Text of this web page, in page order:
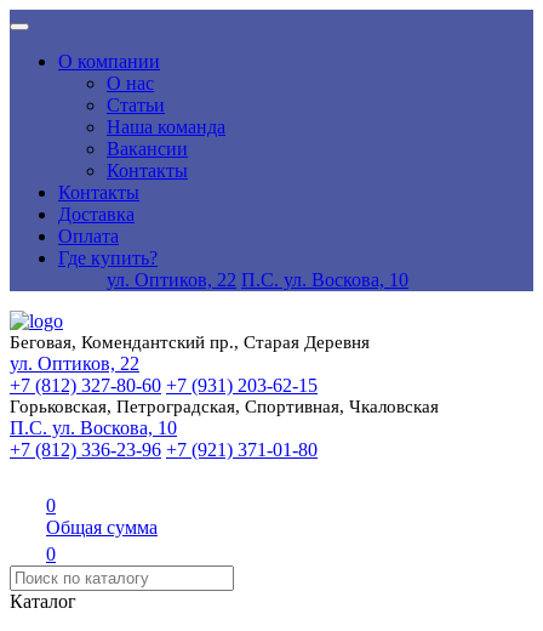
О компании
О нас
Статьи
Наша команда
Вакансии
Контакты
Контакты
Доставка
Оплата
Где купить?
ул. Оптиков, 22 П.С. ул. Воскова, 10
Беговая, Комендантский пр., Старая Деревня
ул. Оптиков, 22
+7 (812) 327-80-60 +7 (931) 203-62-15
Горьковская, Петроградская, Спортивная, Чкаловская
П.С. ул. Воскова, 10
+7 (812) 336-23-96 +7 (921) 371-01-80
0
Общая сумма
0
Каталог